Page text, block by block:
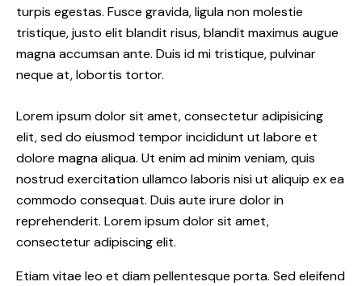
turpis egestas. Fusce gravida, ligula non molestie
tristique, justo elit blandit risus, blandit maximus augue
magna accumsan ante. Duis id mi tristique, pulvinar
neque at, lobortis tortor.
Lorem ipsum dolor sit amet, consectetur adipisicing
elit, sed do eiusmod tempor incididunt ut labore et
dolore magna aliqua. Ut enim ad minim veniam, quis
nostrud exercitation ullamco laboris nisi ut aliquip ex ea
commodo consequat. Duis aute irure dolor in
reprehenderit. Lorem ipsum dolor sit amet,
consectetur adipiscing elit.
Etiam vitae leo et diam pellentesque porta. Sed eleifend